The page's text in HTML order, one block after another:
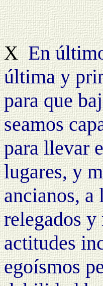
X En
última y
para que
seamos
para llevar
lugares, y
ancianos, a
relegados y
actitudes
egoísmos